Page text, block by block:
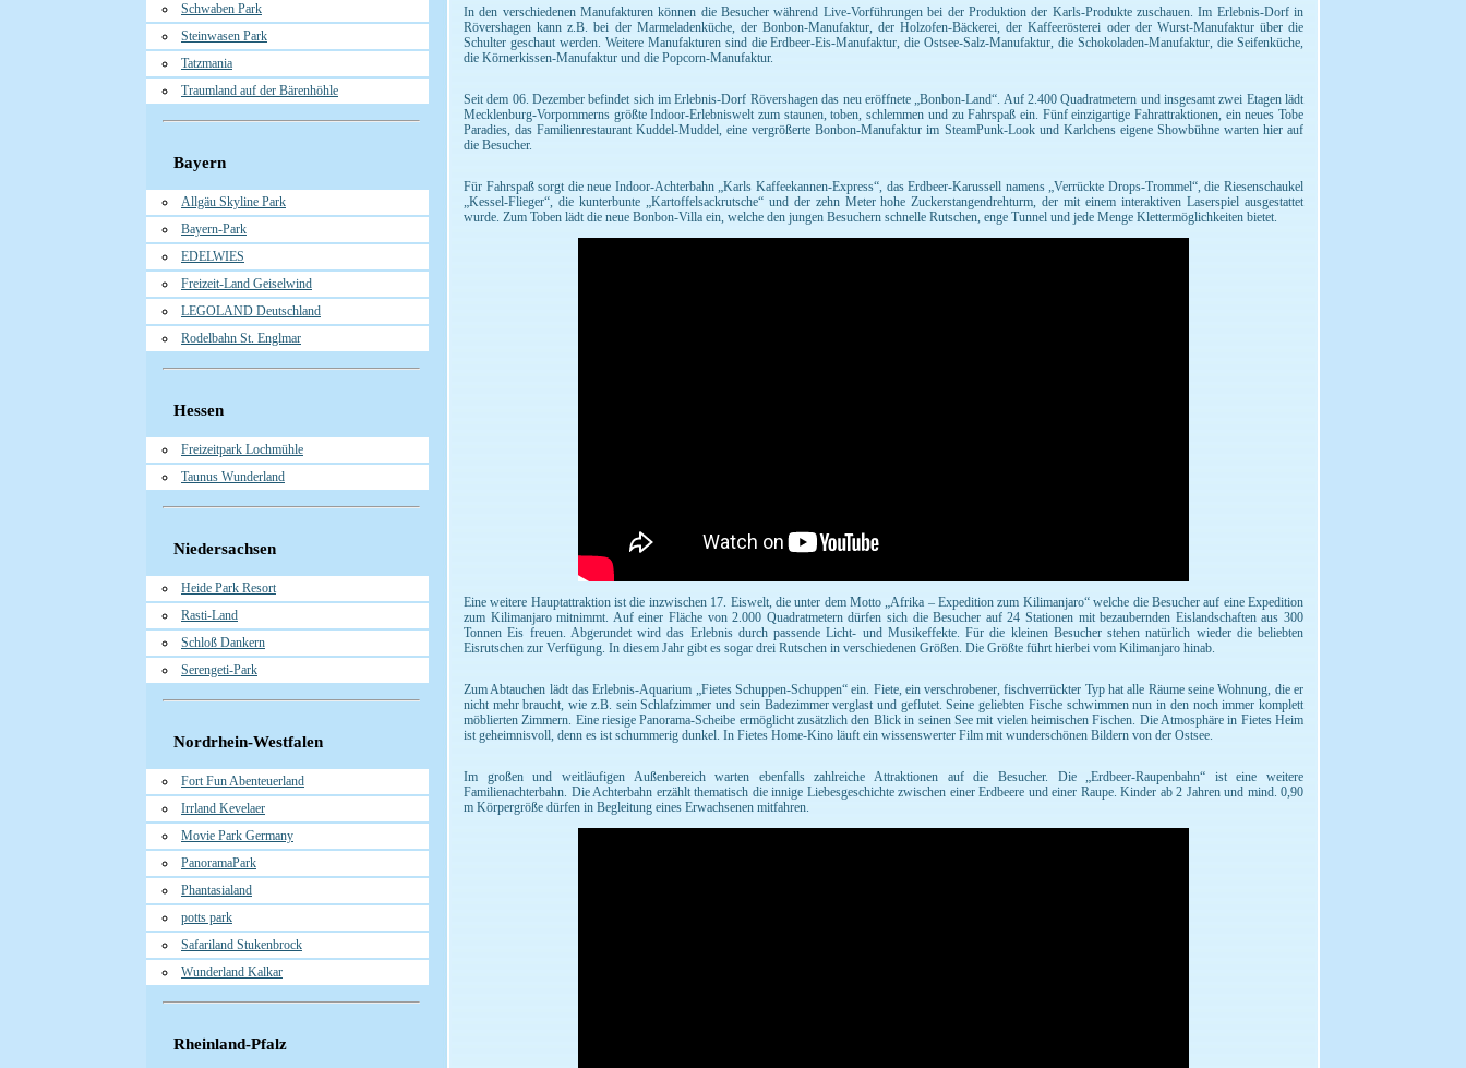
Schwaben Park
Steinwasen Park
Tatzmania
Traumland auf der Bärenhöhle
Bayern
Allgäu Skyline Park
Bayern-Park
EDELWIES
Freizeit-Land Geiselwind
LEGOLAND Deutschland
Rodelbahn St. Englmar
Hessen
Freizeitpark Lochmühle
Taunus Wunderland
Niedersachsen
Heide Park Resort
Rasti-Land
Schloß Dankern
Serengeti-Park
Nordrhein-Westfalen
Fort Fun Abenteuerland
Irrland Kevelaer
Movie Park Germany
PanoramaPark
Phantasialand
potts park
Safariland Stukenbrock
Wunderland Kalkar
Rheinland-Pfalz
In den verschiedenen Manufakturen können die Besucher während Live-Vorführungen bei der Produktion der Karls-Produkte zuschauen. Im Erlebnis-Dorf in
Rövershagen kann z.B. bei der Marmeladenküche, der Bonbon-Manufaktur, der Holzofen-Bäckerei, der Kaffeerösterei oder der Wurst-Manufaktur über die
Schulter geschaut werden. Weitere Manufakturen sind die Erdbeer-Eis-Manufaktur, die Ostsee-Salz-Manufaktur, die Schokoladen-Manufaktur, die Seifenküche,
die Körnerkissen-Manufaktur und die Popcorn-Manufaktur.
Seit dem 06. Dezember befindet sich im Erlebnis-Dorf Rövershagen das neu eröffnete „Bonbon-Land“. Auf 2.400 Quadratmetern und insgesamt zwei Etagen lädt
Mecklenburg-Vorpommerns größte Indoor-Erlebniswelt zum staunen, toben, schlemmen und zu Fahrspaß ein. Fünf einzigartige Fahrattraktionen, ein neues Tobe
Paradies, das Familienrestaurant Kuddel-Muddel, eine vergrößerte Bonbon-Manufaktur im SteamPunk-Look und Karlchens eigene Showbühne warten hier auf
die Besucher.
Für Fahrspaß sorgt die neue Indoor-Achterbahn „Karls Kaffeekannen-Express“, das Erdbeer-Karussell namens „Verrückte Drops-Trommel“, die Riesenschaukel
„Kessel-Flieger“, die kunterbunte „Kartoffelsackrutsche“ und der zehn Meter hohe Zuckerstangendrehturm, der mit einem interaktiven Laserspiel ausgestattet
wurde. Zum Toben lädt die neue Bonbon-Villa ein, welche den jungen Besuchern schnelle Rutschen, enge Tunnel und jede Menge Klettermöglichkeiten bietet.
Eine weitere Hauptattraktion ist die inzwischen 17. Eiswelt, die unter dem Motto „Afrika – Expedition zum Kilimanjaro“ welche die Besucher auf eine Expedition
zum Kilimanjaro mitnimmt. Auf einer Fläche von 2.000 Quadratmetern dürfen sich die Besucher auf 24 Stationen mit bezaubernden Eislandschaften aus 300
Tonnen Eis freuen. Abgerundet wird das Erlebnis durch passende Licht- und Musikeffekte. Für die kleinen Besucher stehen natürlich wieder die beliebten
Eisrutschen zur Verfügung. In diesem Jahr gibt es sogar drei Rutschen in verschiedenen Größen. Die Größte führt hierbei vom Kilimanjaro hinab.
Zum Abtauchen lädt das Erlebnis-Aquarium „Fietes Schuppen-Schuppen“ ein. Fiete, ein verschrobener, fischverrückter Typ hat alle Räume seine Wohnung, die er
nicht mehr braucht, wie z.B. sein Schlafzimmer und sein Badezimmer verglast und geflutet. Seine geliebten Fische schwimmen nun in den noch immer komplett
möblierten Zimmern. Eine riesige Panorama-Scheibe ermöglicht zusätzlich den Blick in seinen See mit vielen heimischen Fischen. Die Atmosphäre in Fietes Heim
ist geheimnisvoll, denn es ist schummerig dunkel. In Fietes Home-Kino läuft ein wissenswerter Film mit wunderschönen Bildern von der Ostsee.
Im großen und weitläufigen Außenbereich warten ebenfalls zahlreiche Attraktionen auf die Besucher. Die „Erdbeer-Raupenbahn“ ist eine weitere
Familienachterbahn. Die Achterbahn erzählt thematisch die innige Liebesgeschichte zwischen einer Erdbeere und einer Raupe. Kinder ab 2 Jahren und mind. 0,90
m Körpergröße dürfen in Begleitung eines Erwachsenen mitfahren.